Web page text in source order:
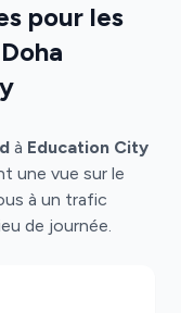
pour les
à Education City
une vue sur le
à un trafic
de journée.